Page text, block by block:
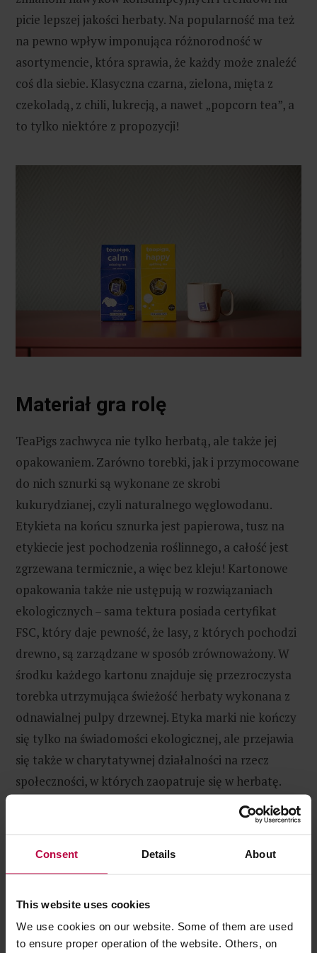
Consent Details About
This website uses cookies
We use cookies on our website. Some of them are used
to ensure proper operation of the website. Others, on
picie lepszej jakości herbaty. Na popularność ma też
na pewno wpływ imponująca różnorodność w
asortymencie, która sprawia, że każdy może znaleźć
coś dla siebie. Klasyczna czarna, zielona, mięta z
czekoladą, z chili, lukrecją, a nawet „popcorn tea”, a
to tylko niektóre z propozycji!
Materiał gra rolę
TeaPigs zachwyca nie tylko herbatą, ale także jej
opakowaniem. Zarówno torebki, jak i przymocowane
do nich sznurki są wykonane ze skrobi
kukurydzianej, czyli naturalnego węglowodanu.
Etykieta na końcu sznurka jest papierowa, tusz na
etykiecie jest pochodzenia roślinnego, a całość jest
zgrzewana termicznie, a więc bez kleju! Kartonowe
opakowania także nie ustępują w rozwiązaniach
ekologicznych – sama tektura posiada certyfikat
FSC, który daje pewność, że lasy, z których pochodzi
drewno, są zarządzane w sposób zrównoważony. W
środku każdego kartonu znajduje się przezroczysta
torebka utrzymująca świeżość herbaty wykonana z
odnawialnej pulpy drzewnej. Etyka marki nie kończy
się tylko na świadomości ekologicznej, ale przejawia
się także w charytatywnej działalności na rzecz
społeczności, w których zaopatruje się w herbatę.